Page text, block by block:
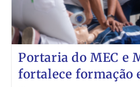
Portaria do MEC e
fortalece formação